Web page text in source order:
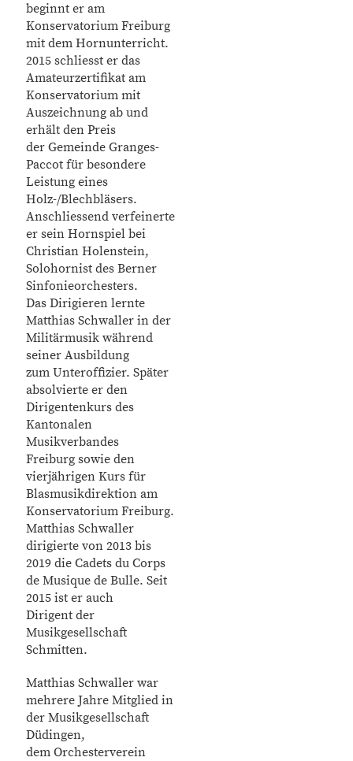
beginnt er am
Konservatorium Freiburg
mit dem Hornunterricht.
2015 schliesst er das
Amateurzertifikat am
Konservatorium mit
Auszeichnung ab und
erhält den Preis
der Gemeinde Granges-
Paccot für besondere
Leistung eines
Holz-/Blechbläsers.
Anschliessend verfeinerte
er sein Hornspiel bei
Christian Holenstein,
Solohornist des Berner
Sinfonieorchesters.
Das Dirigieren lernte
Matthias Schwaller in der
Militärmusik während
seiner Ausbildung
zum Unteroffizier. Später
absolvierte er den
Dirigentenkurs des
Kantonalen
Musikverbandes
Freiburg sowie den
vierjährigen Kurs für
Blasmusikdirektion am
Konservatorium Freiburg.
Matthias Schwaller
dirigierte von 2013 bis
2019 die Cadets du Corps
de Musique de Bulle. Seit
2015 ist er auch
Dirigent der
Musikgesellschaft
Schmitten.
Matthias Schwaller war
mehrere Jahre Mitglied in
der Musikgesellschaft
Düdingen,
dem Orchesterverein